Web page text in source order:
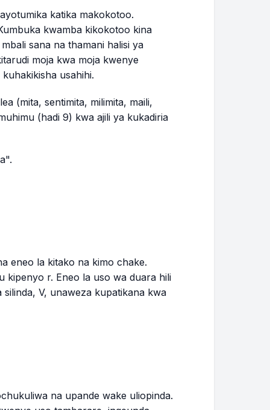
katika makokotoo.
kwamba kikokotoo kina
sana na thamani halisi ya
moja kwa moja kwenye
usahihi.
(mita, sentimita, milimita, maili,
(hadi 9) kwa ajili ya kukadiria
eneo la kitako na kimo chake.
kipenyo r. Eneo la uso wa duara hili
V, unaweza kupatikana kwa
na upande wake uliopinda.